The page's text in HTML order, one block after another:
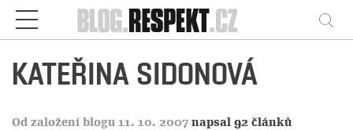
Respekt
KATEŘINA SIDONOVÁ
Od založení blogu 11. 10. 2007 napsal 92 článků